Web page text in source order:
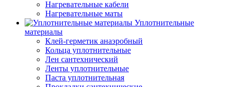
Нагревательные кабели
Нагревательные маты
Уплотнительные
материалы
Клей-герметик анаэробный
Кольца уплотнительные
Лен сантехнический
Ленты уплотнительные
Паста уплотнительная